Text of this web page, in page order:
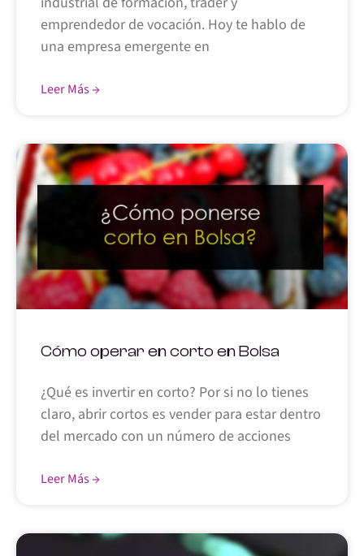
emprendedor de vocación. Hoy te hablo de
una empresa emergente en
Leer Más →
Cómo operar en corto en Bolsa
¿Qué es invertir en corto? Por si no lo tienes
claro, abrir cortos es vender para estar dentro
del mercado con un número de acciones
Leer Más →